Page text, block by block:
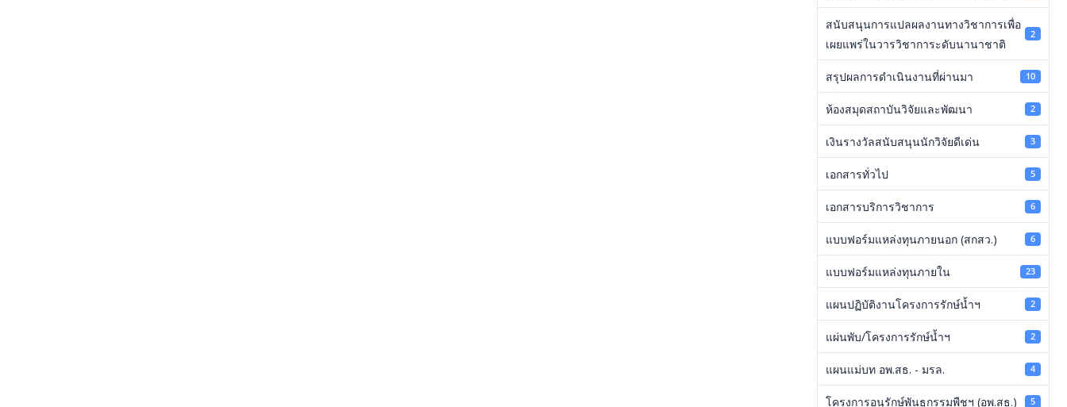
สนับสนุนการแปลผลงานทางวิชาการเพื่อ
เผยแพร่ในวารวิชาการะดับนานาชาติ
2
สรุปผลการดำเนินงานที่ผ่านมา 10
ห้องสมุดสถาบันวิจัยและพัฒนา 2
เงินรางวัลสนับสนุนนักวิจัยดีเด่น 3
เอกสารทั่วไป 5
เอกสารบริการวิชาการ 6
แบบฟอร์มแหล่งทุนภายนอก (สกสว.) 6
แบบฟอร์มแหล่งทุนภายใน 23
แผนปฏิบัติงานโครงการรักษ์น้ำฯ 2
แผ่นพับ/โครงการรักษ์น้ำฯ 2
แผนแม่บท อพ.สธ. - มรล. 4
โครงการอนุรักษ์พันธุกรรมพืชฯ (อพ.สธ.) 5